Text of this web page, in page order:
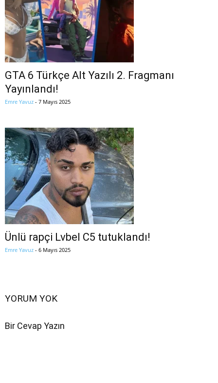
GTA 6 Türkçe Alt Yazılı 2. Fragmanı
Yayınlandı!
Emre Yavuz - 7 Mayıs 2025
Ünlü rapçi Lvbel C5 tutuklandı!
Emre Yavuz - 6 Mayıs 2025
YORUM YOK
Bir Cevap Yazın